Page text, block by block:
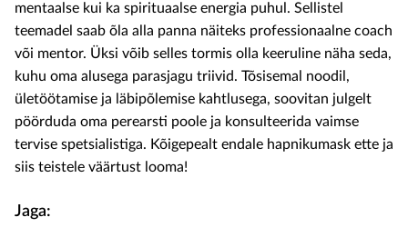
mentaalse kui ka spirituaalse energia puhul. Sellistel
teemadel saab õla alla panna näiteks professionaalne coach
või mentor. Üksi võib selles tormis olla keeruline näha seda,
kuhu oma alusega parasjagu triivid. Tõsisemal noodil,
ületöötamise ja läbipõlemise kahtlusega, soovitan julgelt
pöörduda oma perearsti poole ja konsulteerida vaimse
tervise spetsialistiga. Kõigepealt endale hapnikumask ette ja
siis teistele väärtust looma!
Jaga: